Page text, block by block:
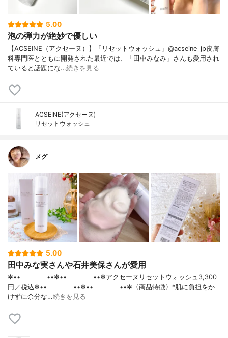
5.00
泡の弾力が絶妙で優しい
【ACSEINE（アクセーヌ）】「リセットウォッシュ」@acseine_jp皮膚
科専門医とともに開発された最近では、「田中みなみ」さんも愛用され
ていると話題にな…続きを見る
ACSEINE(アクセーヌ)
リセットウォッシュ
メグ
5.00
田中みな実さんや石井美保さんが愛用
✼••┈┈┈┈••✼••┈┈┈┈••✼アクセーヌリセットウォッシュ3,300
円／税込✼••┈┈┈┈••✼••┈┈┈┈••✼〈商品特徴〉*肌に負担をか
けずに余分な…続きを見る